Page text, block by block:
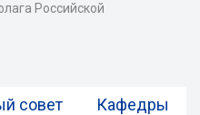
Российской
совет Кафедры